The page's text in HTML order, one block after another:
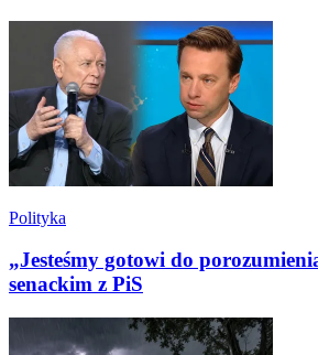
Polityka
„Jesteśmy gotowi do
senackim z PiS